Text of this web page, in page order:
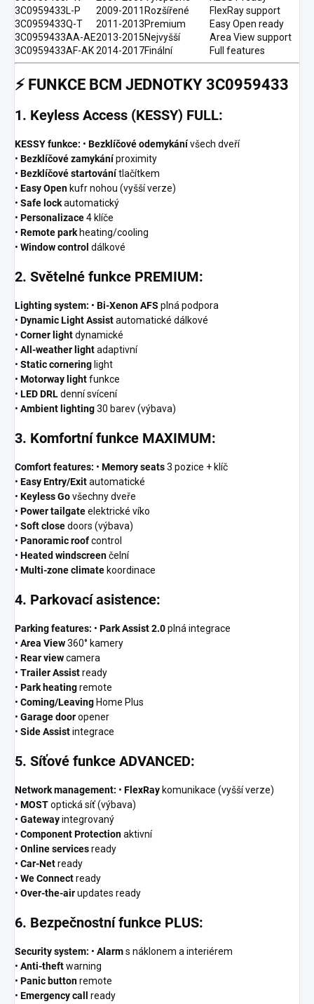
3C0959433L-P
2009-2011 Rozšířené
FlexRay support
3C0959433Q-T
2011-2013Premium
Easy Open ready
3C0959433AA-AE2013-2015Nejvyšší
Area View support
3C0959433AF-AK2014-2017Finální Full features
⚡ FUNKCE BCM JEDNOTKY 3C0959433
1. Keyless Access (KESSY) FULL:
KESSY funkce: • Bezklíčové odemykánívšech dveří
• Bezklíčové zamykáníproximity
• Bezklíčové startovánítlačítkem
• Easy Open kufr nohou (vyšší verze)
• Safe lockautomatický
• Personalizace4 klíče
• Remote park heating/cooling
• Window control dálkové
2. Světelné funkce PREMIUM:
Lighting system: • Bi-Xenon AFS plná podpora
• Dynamic Light Assistautomatické dálkové
• Corner lightdynamické
• All-weather lightadaptivní
• Static cornering light
• Motorway lightfunkce
• LED DRLdenní svícení
• Ambient lighting30 barev (výbava)
3. Komfortní funkce MAXIMUM:
Comfort features: • Memory seats3 pozice + klíč
• Easy Entry/Exitautomatické
• Keyless Govšechny dveře
• Power tailgateelektrické víko
• Soft closedoors (výbava)
• Panoramic roofcontrol
• Heated windscreenčelní
• Multi-zone climate koordinace
4. Parkovací asistence:
Parking features: • Park Assist 2.0plná integrace
• Area View360° kamery
• Rear viewcamera
• Trailer Assistready
• Park heatingremote
• Coming/Leaving Home Plus
• Garage dooropener
• Side Assistintegrace
5. Síťové funkce ADVANCED:
Network management: • FlexRay komunikace (vyšší verze)
• MOSToptická síť (výbava)
• Gatewayintegrovaný
• Component Protectionaktivní
• Online servicesready
• Car-Netready
• We Connectready
• Over-the-airupdates ready
6. Bezpečnostní funkce PLUS:
Security system: • Alarms náklonem a interiérem
• Anti-theftwarning
• Panic buttonremote
• Emergency call
ready